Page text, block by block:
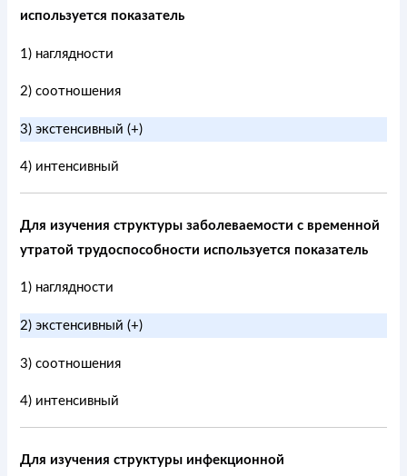
используется показатель
1) наглядности
2) соотношения
3) экстенсивный (+)
4) интенсивный
Для изучения структуры заболеваемости с временной
утратой трудоспособности используется показатель
1) наглядности
2) экстенсивный (+)
3) соотношения
4) интенсивный
Для изучения структуры инфекционной